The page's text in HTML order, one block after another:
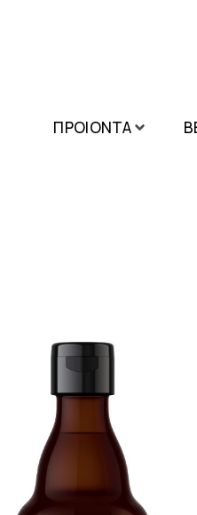
ΠΡΟΙΟΝΤΑ